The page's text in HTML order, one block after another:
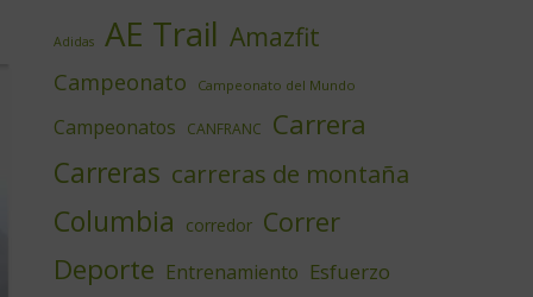
Adidas AE Trail Amazfit
Campeonato Campeonato del Mundo
Campeonatos CANFRANC
Carrera
Carreras carreras de montaña
Columbia corredor Correr
Deporte Entrenamiento Esfuerzo